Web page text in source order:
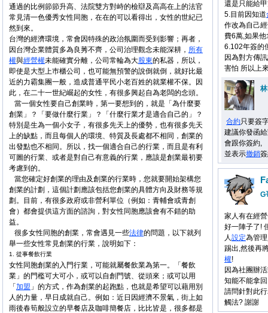
還是只能給
5.目前因知道
作改為自己
費6萬,如果他
6.102年簽的
因為對方傳
害怕 所以上
合約只要簽
建議你發函
會跟你簽約,
並表示撤銷
通過的比例節節升高、法院雙方對峙的檢辯及高高在上的法官
常見清一色優秀女性同胞，在在的可以看得出，女性的世紀已
然到來。
台灣的經濟環境，常會因特殊的政治氛圍而受到影響；再者，
因台灣企業體質多為良莠不齊，公司治理觀念未能深耕， 所有
權與經營權未能確實分離，公司常輪為大股東的私器，所以，
即使是大型上巿櫃公司，也可能無預警的說倒就倒，就好比最
近的力霸集團一般，造成普通平民小老百姓的就業權不保。因
此，在二十一世紀崛起的女性，有很多興起自為老闆的念頭。
當一個女性要自己創業時，第一要想到的，就是「為什麼要
創業」？「要做什麼行業」？「什麼行業才是適合自己的」？
特別是生為一個小女子，有很多先天上的優勢，也有很多先天
上的缺點，而且每個人的環境、特質及長處都不相同，創業的
出發點也不相同。所以，找一個適合自己的行業，而且是有利
可圖的行業、或者是對自己有意義的行業，應該是創業最初要
考慮到的。
當您確定好創業的理由及創業的行業時，您就要開始架構您
創業的計劃，這個計劃應該包括您創業的具體方向及財務等規
劃。目前，有很多政府或非營利單位（例如：青輔會或青創
會）都會提供這方面的諮詢，對女性同胞應該會有不錯的助
益。
很多女性同胞的創業，常會遇見一些法律的問題，以下就列
舉一些女性常見創業的行業，說明如下：
1. 從事餐飲行業
女性同胞創業的入門行業，可能就屬餐飲業為第一。「餐飲
業」的門檻可大可小，或可以自創門號、從頭來；或可以用
「 加盟 」的方式，作為創業的起跑點，也就是希望可以藉用別
人的力量，早日成就自己。例如：近日因經濟不景氣，街上如
雨後春筍般設立的早餐店及咖啡簡餐店，比比皆是，很多都是
G
家人有在經
好一陣子了!
人設定為管
踢出,然後再
權!
因為社團辦
知能不能拿
請問針對此
觸法? 謝謝